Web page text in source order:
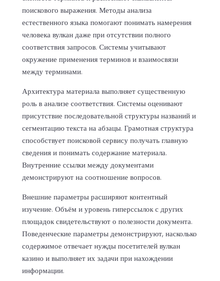
поискового выражения. Методы анализа
естественного языка помогают понимать намерения
человека вулкан даже при отсутствии полного
соответствия запросов. Системы учитывают
окружение применения терминов и взаимосвязи
между терминами.
Архитектура материала выполняет существенную
роль в анализе соответствия. Системы оценивают
присутствие последовательной структуры названий и
сегментацию текста на абзацы. Грамотная структура
способствует поисковой сервису получать главную
сведения и понимать содержание материала.
Внутренние ссылки между документами
демонстрируют на соотношение вопросов.
Внешние параметры расширяют контентный
изучение. Объём и уровень гиперссылок с других
площадок свидетельствуют о полезности документа.
Поведенческие параметры демонстрируют, насколько
содержимое отвечает нужды посетителейвулкан
казино и выполняет их задачи при нахождении
информации.